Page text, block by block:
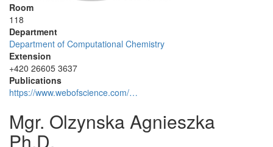
Room
118
Department
Department of Computational Chemistry
Extension
+420 26605 3637
Publications
https://www.webofscience.com/…
Mgr. Olzynska Agnieszka
Ph.D.